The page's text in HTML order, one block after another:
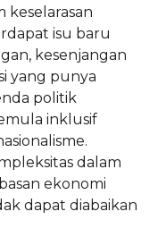
keselarasan
isu baru
kesenjangan
yang punya
politik
inklusif
dalam
ekonomi
dapat diabaikan